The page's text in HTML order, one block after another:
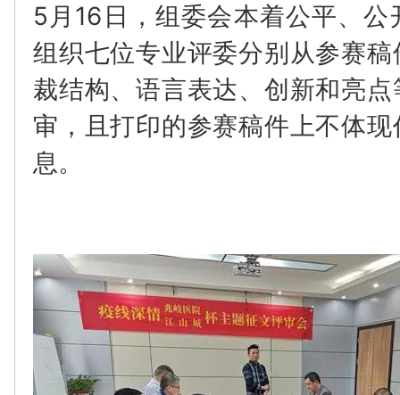
5月16日，组委会本着公平、
组织七位专业评委分别从参赛
裁结构、语言表达、创新和亮
审，且打印的参赛稿件上不体
息。